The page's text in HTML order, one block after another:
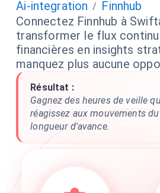
Ai-integration / Finnhub
Connectez Finnhub à
transformer le flux
financières en insights
manquez plus aucune
Résultat :
Gagnez des heures de veille
réagissez aux mouvements
longueur d'avance.